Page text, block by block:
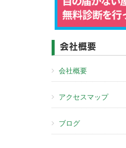
会社概要
会社概要
アクセスマップ
ブログ